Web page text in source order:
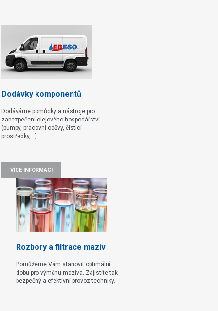
Dodávky komponentů
Dodáváme pomůcky a nástroje pro
zabezpečení olejového hospodářství
(pumpy, pracovní oděvy, čistící
prostředky,...)
VÍCE INFORMACÍ
Rozbory a filtrace maziv
Pomůžeme Vám stanovit optimální
dobu pro výměnu maziva. Zajistíte tak
bezpečný a efektivní provoz techniky.